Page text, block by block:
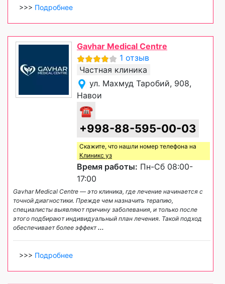
>>> Подробнее
Gavhar Medical Centre
1 отзыв
Частная клиника
ул. Махмуд Таробий, 908,
Навои
☎
+998-88-595-00-03
Скажите, что нашли номер телефона на
Клиникс уз
Время работы: Пн-Сб 08:00-
17:00
Gavhar Medical Centre — это клиника, где лечение начинается с
точной диагностики. Прежде чем назначить терапию,
специалисты выявляют причину заболевания, и только после
этого подбирают индивидуальный план лечения. Такой подход
обеспечивает более эффект...
>>> Подробнее